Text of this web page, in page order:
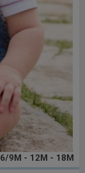
6/9M - 12M - 18M